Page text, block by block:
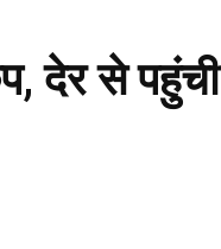
देर से पहुंची